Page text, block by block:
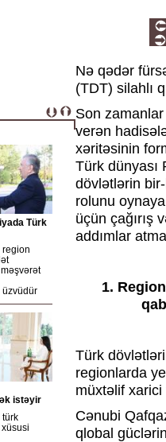
Türk
region
məşvərət
üzvüdür
istəyir
türk
Nə qədər
(TDT) silahlı
Son
verən
xəritəsinin
Türk dünyası
dövlətlərin
rolunu
üçün çağırış
addımlar
1.
Türk
regionlarda
müxtəlif
Cənubi
qlobal